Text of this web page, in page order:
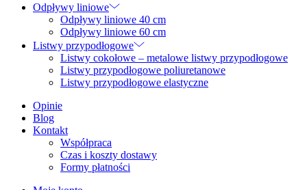
Odpływy liniowe
Odpływy liniowe 40 cm
Odpływy liniowe 60 cm
Listwy przypodłogowe
Listwy cokołowe – metalowe listwy przypodłogowe
Listwy przypodłogowe poliuretanowe
Listwy przypodłogowe elastyczne
Opinie
Blog
Kontakt
Współpraca
Czas i koszty dostawy
Formy płatności